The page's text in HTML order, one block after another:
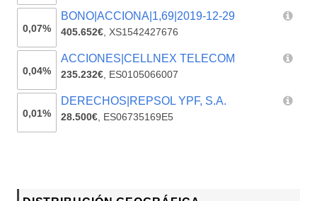
0,07%
BONO|ACCIONA|1,69|2019-12-29
405.652€,XS1542427676
0,04%
ACCIONES|CELLNEX TELECOM
235.232€, ES0105066007
0,01%
DERECHOS|REPSOL YPF, S.A.
28.500€, ES06735169E5